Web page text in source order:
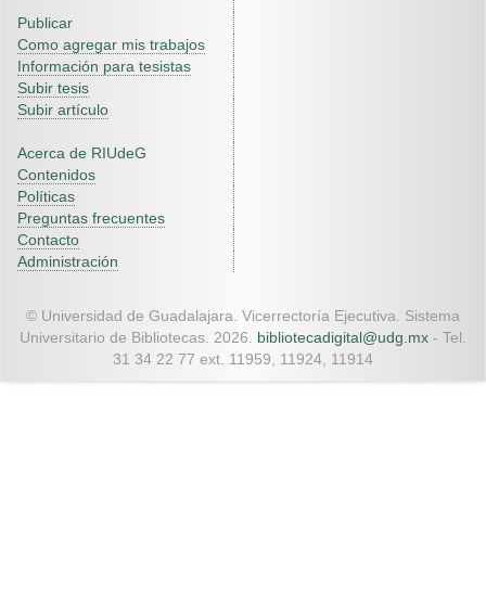
Publicar
Como agregar mis trabajos
Información para tesistas
Subir tesis
Subir artículo
Acerca de RIUdeG
Contenidos
Políticas
Preguntas frecuentes
Contacto
Administración
© Universidad de Guadalajara. Vicerrectoría Ejecutiva. Sistema
Universitario de Bibliotecas. 2026. bibliotecadigital@udg.mx - Tel.
31 34 22 77 ext. 11959, 11924, 11914